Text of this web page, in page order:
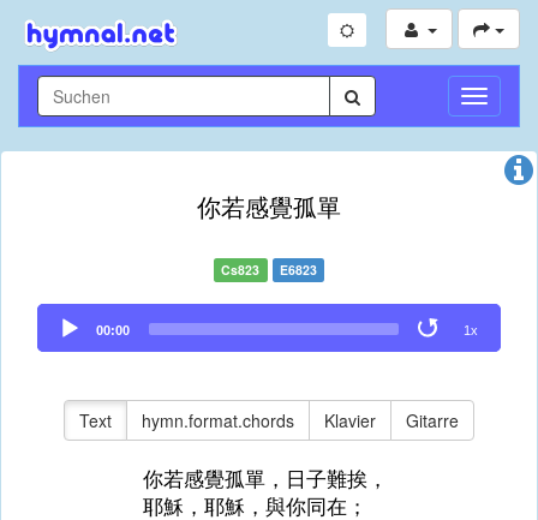
你若感覺孤單
Cs823 E6823
Audio
Player
00:00 1x
Text hymn.format.chords Klavier Gitarre
你若感覺孤單，日子難挨，
耶穌，耶穌，與你同在；